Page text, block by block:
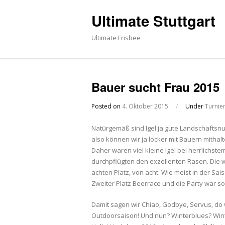
Ultimate Stuttgart
Ultimate Frisbee
Bauer sucht Frau 2015
Posted on 4. Oktober 2015 / Under
Natürgemäß sind Igel ja gute
also können wir ja locker mit Bauern
Daher waren viel kleine Igel bei
durchpflügten den exzellenten Rasen. Die
achten Platz, von acht. Wie meist in der
Zweiter Platz Beerrace und die Party war
Damit sagen wir Chiao, Godbye, Servus, do
Outdoorsaison! Und nun? Winterblues?